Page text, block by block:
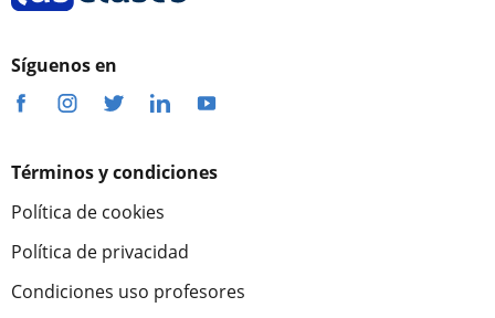
Síguenos en
Términos y condiciones
Política de cookies
Política de privacidad
Condiciones uso profesores